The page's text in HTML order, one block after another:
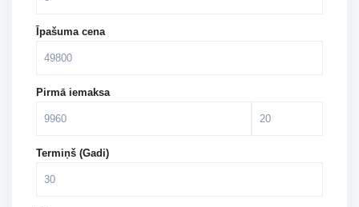
Īpašuma cena
Pirmā iemaksa
Termiņš (Gadi)